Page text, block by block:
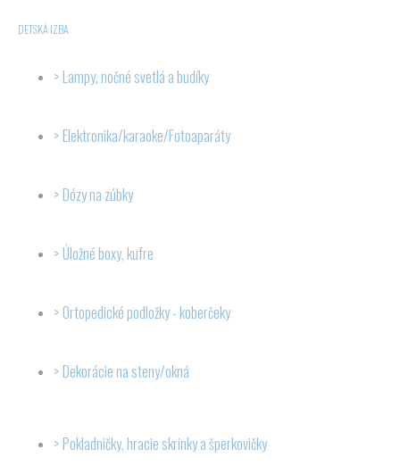
DETSKÁ IZBA
Lampy, nočné svetlá a budíky
Elektronika/karaoke/Fotoaparáty
Dózy na zúbky
Úložné boxy, kufre
Ortopedické podložky - koberčeky
Dekorácie na steny/okná
Pokladničky, hracie skrinky a šperkovičky